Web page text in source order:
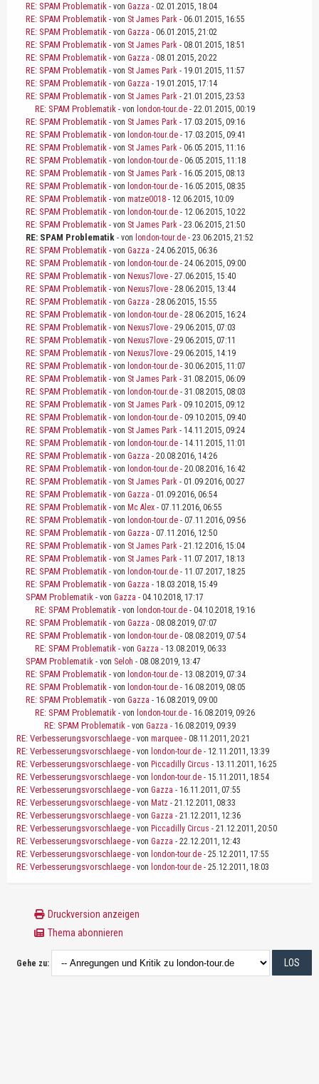
RE: SPAM Problematik - von Gazza - 02.01.2015, 18:04
RE: SPAM Problematik - von St James Park - 06.01.2015, 16:55
RE: SPAM Problematik - von Gazza - 06.01.2015, 21:02
RE: SPAM Problematik - von St James Park - 08.01.2015, 18:51
RE: SPAM Problematik - von Gazza - 08.01.2015, 20:22
RE: SPAM Problematik - von St James Park - 19.01.2015, 11:57
RE: SPAM Problematik - von Gazza - 19.01.2015, 17:14
RE: SPAM Problematik - von St James Park - 21.01.2015, 23:53
RE: SPAM Problematik - von london-tour.de - 22.01.2015, 00:19
RE: SPAM Problematik - von St James Park - 17.03.2015, 09:16
RE: SPAM Problematik - von london-tour.de - 17.03.2015, 09:41
RE: SPAM Problematik - von St James Park - 06.05.2015, 11:16
RE: SPAM Problematik - von london-tour.de - 06.05.2015, 11:18
RE: SPAM Problematik - von St James Park - 16.05.2015, 08:13
RE: SPAM Problematik - von london-tour.de - 16.05.2015, 08:35
RE: SPAM Problematik - von matze0018 - 12.06.2015, 10:09
RE: SPAM Problematik - von london-tour.de - 12.06.2015, 10:22
RE: SPAM Problematik - von St James Park - 23.06.2015, 21:50
RE: SPAM Problematik - von london-tour.de - 23.06.2015, 21:52
RE: SPAM Problematik - von Gazza - 24.06.2015, 06:36
RE: SPAM Problematik - von london-tour.de - 24.06.2015, 09:00
RE: SPAM Problematik - von Nexus7love - 27.06.2015, 15:40
RE: SPAM Problematik - von Nexus7love - 28.06.2015, 13:44
RE: SPAM Problematik - von Gazza - 28.06.2015, 15:55
RE: SPAM Problematik - von london-tour.de - 28.06.2015, 16:24
RE: SPAM Problematik - von Nexus7love - 29.06.2015, 07:03
RE: SPAM Problematik - von Nexus7love - 29.06.2015, 07:11
RE: SPAM Problematik - von Nexus7love - 29.06.2015, 14:19
RE: SPAM Problematik - von london-tour.de - 30.06.2015, 11:07
RE: SPAM Problematik - von St James Park - 31.08.2015, 06:09
RE: SPAM Problematik - von london-tour.de - 31.08.2015, 08:03
RE: SPAM Problematik - von St James Park - 09.10.2015, 09:12
RE: SPAM Problematik - von london-tour.de - 09.10.2015, 09:40
RE: SPAM Problematik - von St James Park - 14.11.2015, 09:24
RE: SPAM Problematik - von london-tour.de - 14.11.2015, 11:01
RE: SPAM Problematik - von Gazza - 20.08.2016, 14:26
RE: SPAM Problematik - von london-tour.de - 20.08.2016, 16:42
RE: SPAM Problematik - von St James Park - 01.09.2016, 00:27
RE: SPAM Problematik - von Gazza - 01.09.2016, 06:54
RE: SPAM Problematik - von Mc Alex - 07.11.2016, 06:55
RE: SPAM Problematik - von london-tour.de - 07.11.2016, 09:56
RE: SPAM Problematik - von Gazza - 07.11.2016, 12:50
RE: SPAM Problematik - von St James Park - 21.12.2016, 15:04
RE: SPAM Problematik - von St James Park - 11.07.2017, 18:13
RE: SPAM Problematik - von london-tour.de - 11.07.2017, 18:25
RE: SPAM Problematik - von Gazza - 18.03.2018, 15:49
SPAM Problematik - von Gazza - 04.10.2018, 17:17
RE: SPAM Problematik - von london-tour.de - 04.10.2018, 19:16
RE: SPAM Problematik - von Gazza - 08.08.2019, 07:07
RE: SPAM Problematik - von london-tour.de - 08.08.2019, 07:54
RE: SPAM Problematik - von Gazza - 13.08.2019, 06:33
SPAM Problematik - von Seloh - 08.08.2019, 13:47
RE: SPAM Problematik - von london-tour.de - 13.08.2019, 07:34
RE: SPAM Problematik - von london-tour.de - 16.08.2019, 08:05
RE: SPAM Problematik - von Gazza - 16.08.2019, 09:00
RE: SPAM Problematik - von london-tour.de - 16.08.2019, 09:26
RE: SPAM Problematik - von Gazza - 16.08.2019, 09:39
RE: Verbesserungsvorschlaege - von marquee - 08.11.2011, 20:21
RE: Verbesserungsvorschlaege - von london-tour.de - 12.11.2011, 13:39
RE: Verbesserungsvorschlaege - von Piccadilly Circus - 13.11.2011, 16:25
RE: Verbesserungsvorschlaege - von london-tour.de - 15.11.2011, 18:54
RE: Verbesserungsvorschlaege - von Gazza - 16.11.2011, 07:55
RE: Verbesserungsvorschlaege - von Matz - 21.12.2011, 08:33
RE: Verbesserungsvorschlaege - von Gazza - 21.12.2011, 12:36
RE: Verbesserungsvorschlaege - von Piccadilly Circus - 21.12.2011, 20:50
RE: Verbesserungsvorschlaege - von Gazza - 22.12.2011, 12:43
RE: Verbesserungsvorschlaege - von london-tour.de - 25.12.2011, 17:55
RE: Verbesserungsvorschlaege - von london-tour.de - 25.12.2011, 18:03
Druckversion anzeigen
Thema abonnieren
Gehe zu: